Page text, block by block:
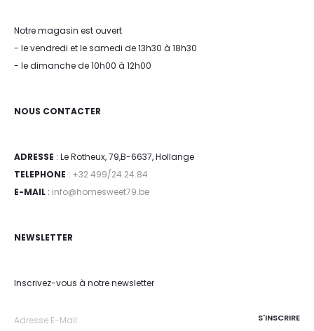
Notre magasin est ouvert
- le vendredi et le samedi de 13h30 à 18h30
- le dimanche de 10h00 à 12h00
NOUS CONTACTER
ADRESSE : Le Rotheux, 79,B-6637, Hollange
TELEPHONE : +32 499/24.24.84
E-MAIL : info@homesweet79.be
NEWSLETTER
Inscrivez-vous à notre newsletter